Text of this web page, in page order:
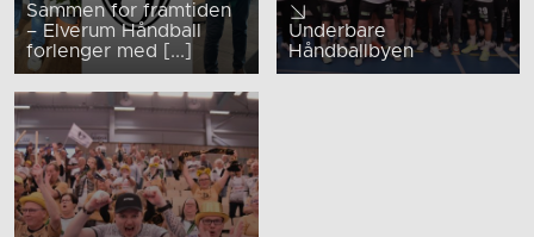
Sammen for framtiden
– Elverum Håndball
forlenger med [...]
Underbare
Håndballbyen